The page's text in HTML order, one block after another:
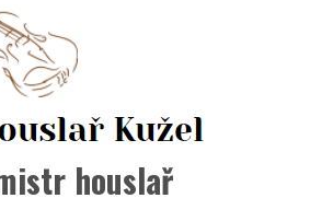
houslař